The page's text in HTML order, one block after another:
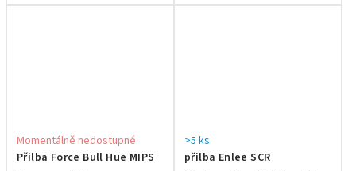
Přilba Force Bull Hue MIPS
Momentálně nedostupné
přilba Enlee SCR
>5 ks